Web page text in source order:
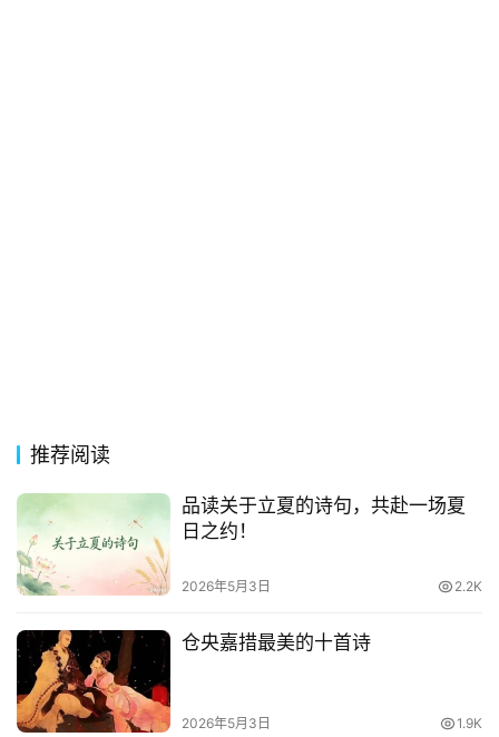
其
他
词
语
推荐阅读
品读关于立夏的诗句，共赴一场夏
日之约！
2026年5月3日 2.2K
仓央嘉措最美的十首诗
2026年5月3日 1.9K